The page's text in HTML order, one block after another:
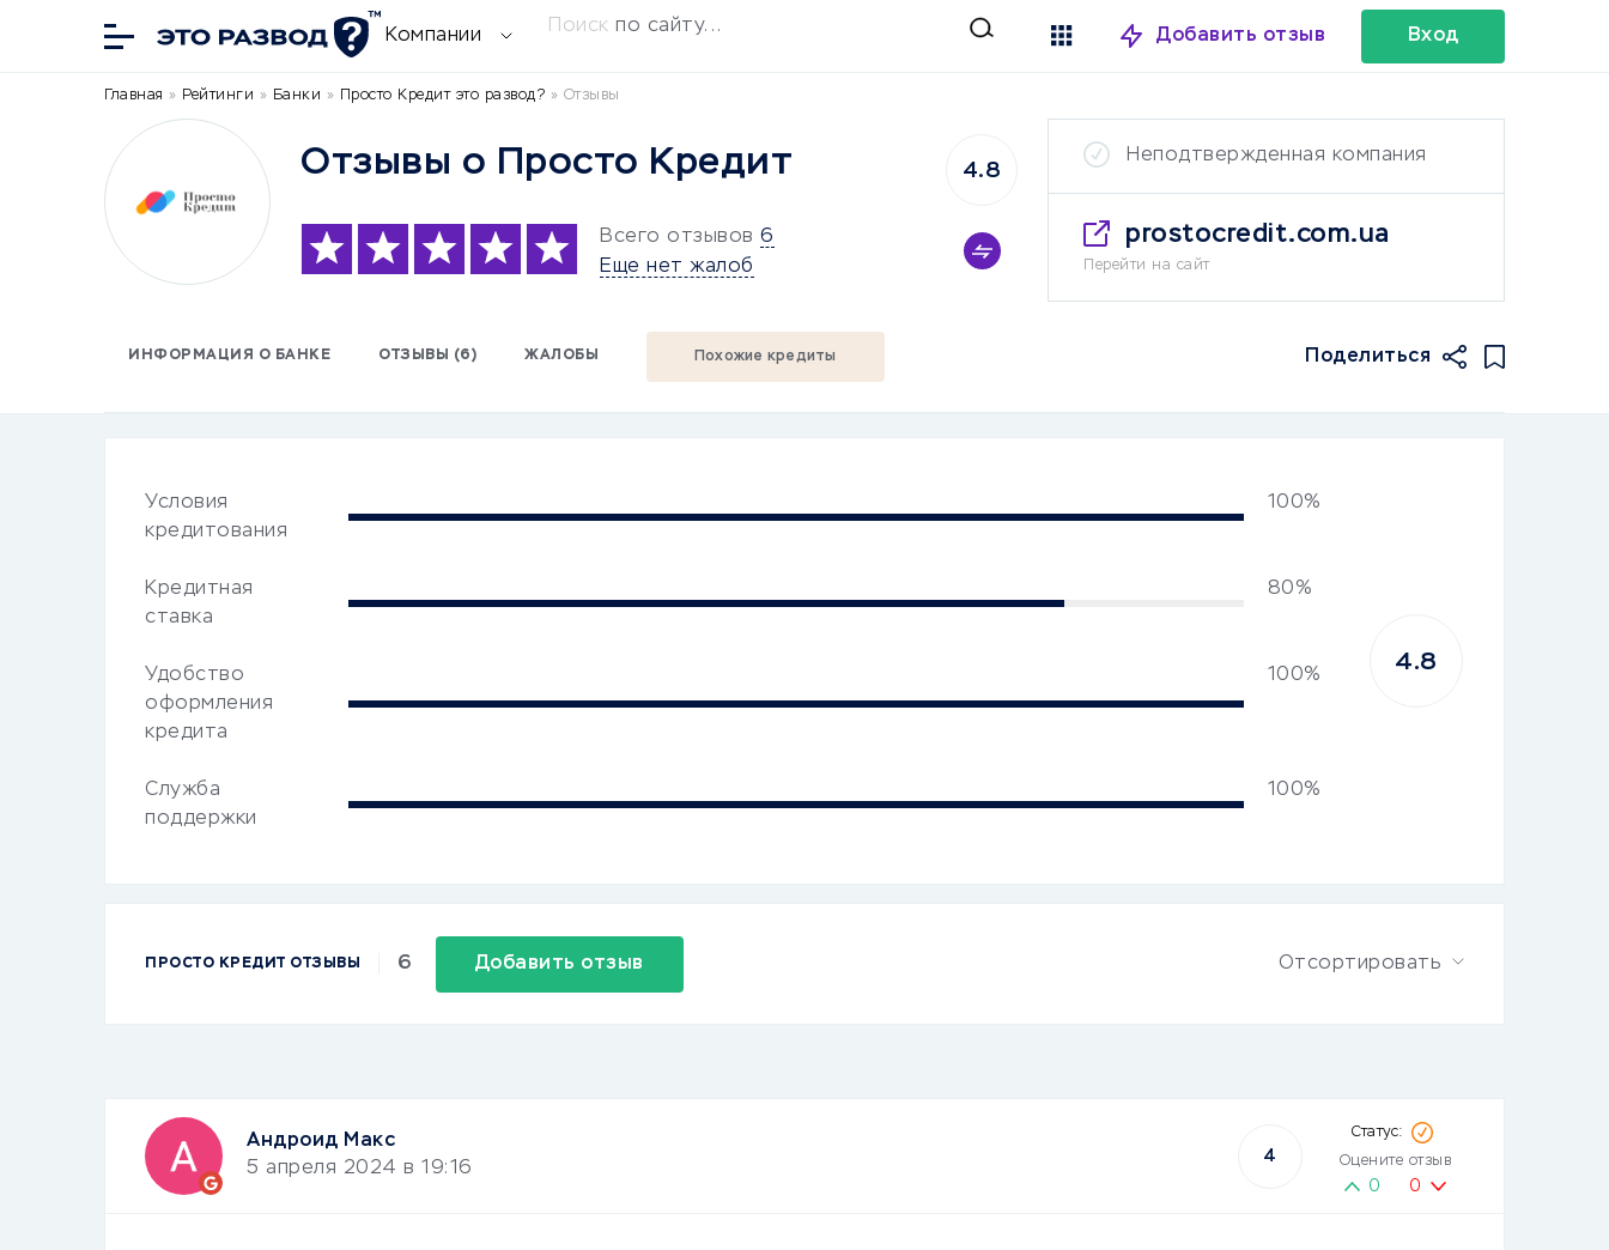
Компании Поиск по сайту... Добавить отзыв Вход
Главная » Рейтинги » Банки » Просто Кредит это развод? » Отзывы
Отзывы о Просто Кредит
Всего отзывов 6
Еще нет жалоб
4.8
Неподтвержденная компания
prostocredit.com.ua
Перейти на сайт
ИНФОРМАЦИЯ О БАНКЕ ОТЗЫВЫ (6) ЖАЛОБЫ Похожие кредиты Поделиться
Условия
кредитования
100%
Кредитная
ставка
80%
Удобство
оформления
кредита
100%
Служба
поддержки
100%
4.8
ПРОСТО КРЕДИТ ОТЗЫВЫ 6 Добавить отзыв Отсортировать
Андроид Макс
5 апреля 2024 в 19:16
4 Оцените отзыв
0 0